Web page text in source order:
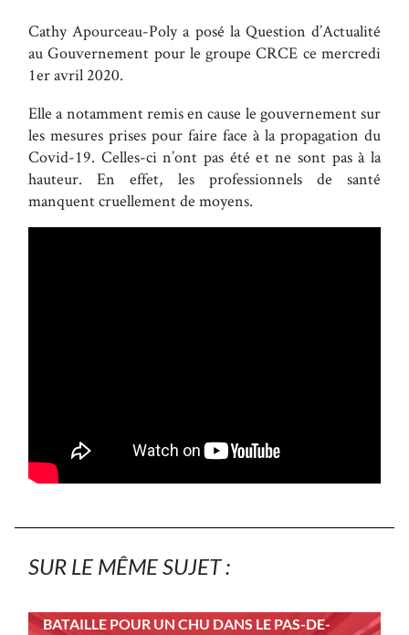
Cathy Apourceau-Poly a posé la Question d’Actualité
au Gouvernement pour le groupe CRCE ce mercredi
1er avril 2020.
Elle a notamment remis en cause le gouvernement sur
les mesures prises pour faire face à la propagation du
Covid-19. Celles-ci n’ont pas été et ne sont pas à la
hauteur. En effet, les professionnels de santé
manquent cruellement de moyens.
SUR LE MÊME SUJET :
BATAILLE POUR UN CHU DANS LE PAS-DE-